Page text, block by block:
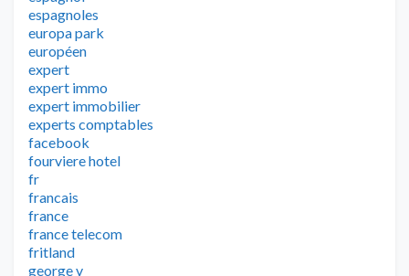
espagnoles
europa park
européen
expert
expert immo
expert immobilier
experts comptables
facebook
fourviere hotel
fr
francais
france
france telecom
fritland
george v